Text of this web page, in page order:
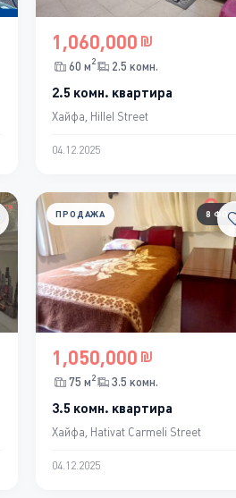
1,060,000
60 м2 2.5 комн.
2.5 комн. квартира
Хайфа, Hillel Street
04.12.2025
8
ПРОДАЖА
1,050,000
75 м2 3.5 комн.
3.5 комн. квартира
Хайфа, Hativat Carmeli Street
04.12.2025